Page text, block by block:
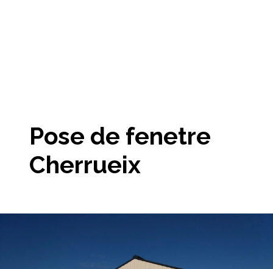
Pose de fenetre
Cherrueix